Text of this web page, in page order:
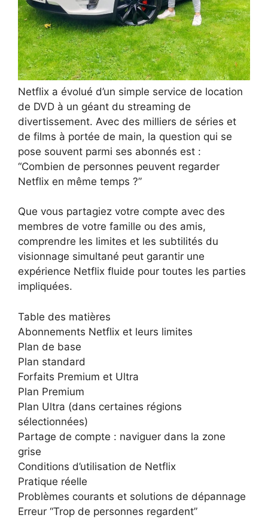
Netflix a évolué d’un simple service de location
de DVD à un géant du streaming de
divertissement. Avec des milliers de séries et
de films à portée de main, la question qui se
pose souvent parmi ses abonnés est :
“Combien de personnes peuvent regarder
Netflix en même temps ?”
Que vous partagiez votre compte avec des
membres de votre famille ou des amis,
comprendre les limites et les subtilités du
visionnage simultané peut garantir une
expérience Netflix fluide pour toutes les parties
impliquées.
Table des matières
Abonnements Netflix et leurs limites
Plan de base
Plan standard
Forfaits Premium et Ultra
Plan Premium
Plan Ultra (dans certaines régions
sélectionnées)
Partage de compte : naviguer dans la zone
grise
Conditions d’utilisation de Netflix
Pratique réelle
Problèmes courants et solutions de dépannage
Erreur “Trop de personnes regardent”